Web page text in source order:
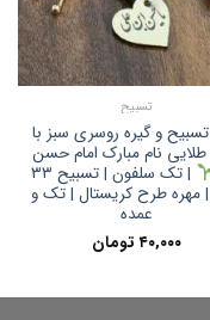
تسبیح
و گیره روسری سبز با
نام مبارک امام حسن
| تک سلفون | تسبیح ۳۳
| مهره طرح کریستال | تک و
عمده
۴۰,۰۰۰ تومان